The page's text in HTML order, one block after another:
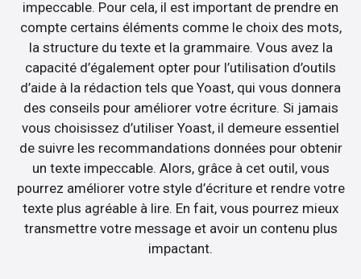
impeccable. Pour cela, il est important de prendre en
compte certains éléments comme le choix des mots,
la structure du texte et la grammaire. Vous avez la
capacité d’également opter pour l’utilisation d’outils
d’aide à la rédaction tels que Yoast, qui vous donnera
des conseils pour améliorer votre écriture. Si jamais
vous choisissez d’utiliser Yoast, il demeure essentiel
de suivre les recommandations données pour obtenir
un texte impeccable. Alors, grâce à cet outil, vous
pourrez améliorer votre style d’écriture et rendre votre
texte plus agréable à lire. En fait, vous pourrez mieux
transmettre votre message et avoir un contenu plus
impactant.